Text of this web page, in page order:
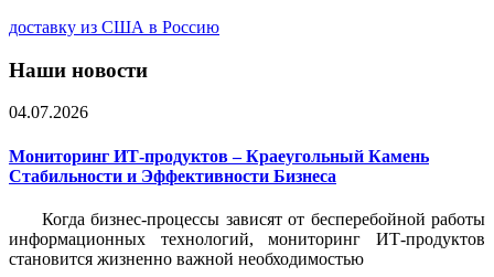
доставку из США в Россию
Наши новости
04.07.2026
Мониторинг ИТ-продуктов – Краеугольный Камень
Стабильности и Эффективности Бизнеса
Когда бизнес-процессы зависят от бесперебойной работы
информационных технологий, мониторинг ИТ-продуктов
становится жизненно важной необходимостью